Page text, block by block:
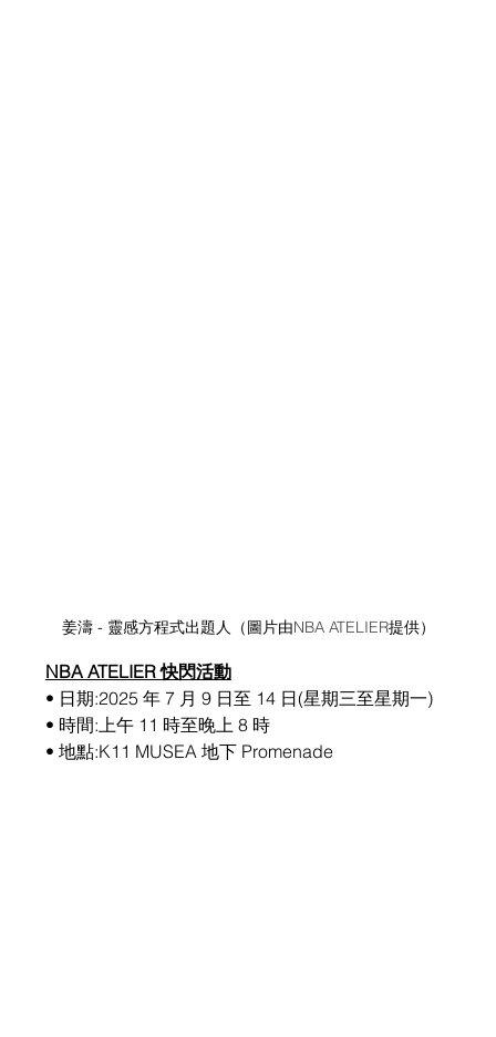
姜濤 - 靈感方程式出題人（圖片由NBA ATELIER提供）
NBA ATELIER 快閃活動
• 日期:2025 年 7 月 9 日至 14 日(星期三至星期一)
• 時間:上午 11 時至晚上 8 時
• 地點:K11 MUSEA 地下 Promenade